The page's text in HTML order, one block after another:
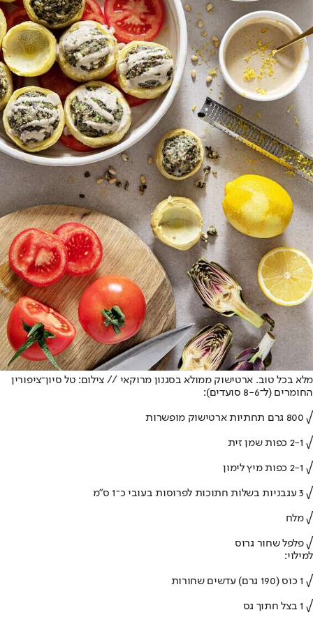
מלא בכל טוב. ארטישוק ממולא בסגנון מרוקאי // צילום: טל סיון־ציפורין
החומרים (ל־8-6 סועדים):
√ 800 גרם תחתיות ארטישוק מופשרות
√ 2-1 כפות שמן זית
√ 2-1 כפות מיץ לימון
√ 3 עגבניות בשלות חתוכות לפרוסות בעובי כ־1 ס"מ
√ מלח
√ פלפל שחור גרוס
למילוי:
√ 1 כוס (190 גרם) עדשים שחורות
√ 1 בצל חתוך גס